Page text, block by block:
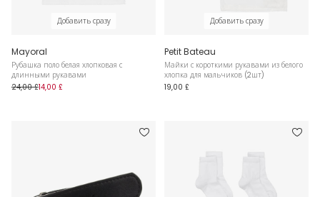
Добавить сразу
Mayoral
Рубашка поло белая хлопковая с
длинными рукавами
24,00 £14,00 £
Добавить сразу
Petit Bateau
Майки с короткими рукавами из белого
хлопка для мальчиков (2шт)
19,00 £